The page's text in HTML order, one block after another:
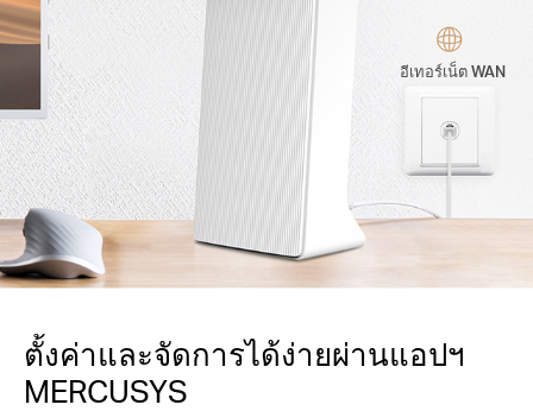
อีเทอร์เน็ต WAN
ตั้งค่าและจัดการได้ง่ายผ่านแอปฯ
MERCUSYS